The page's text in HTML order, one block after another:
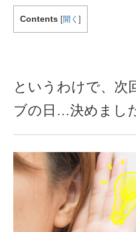
Contents [開く]
というわけで、次
ブの日…決めまし